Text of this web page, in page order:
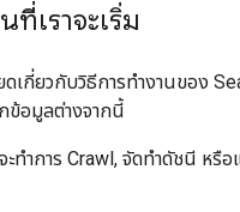
ที่เราจะเริ่ม
ยดเกี่ยวกับวิธีการทํางานของ
ข้อมูลต่างจากนี้
จะทำการ Crawl, จัดทําดัชนี ห